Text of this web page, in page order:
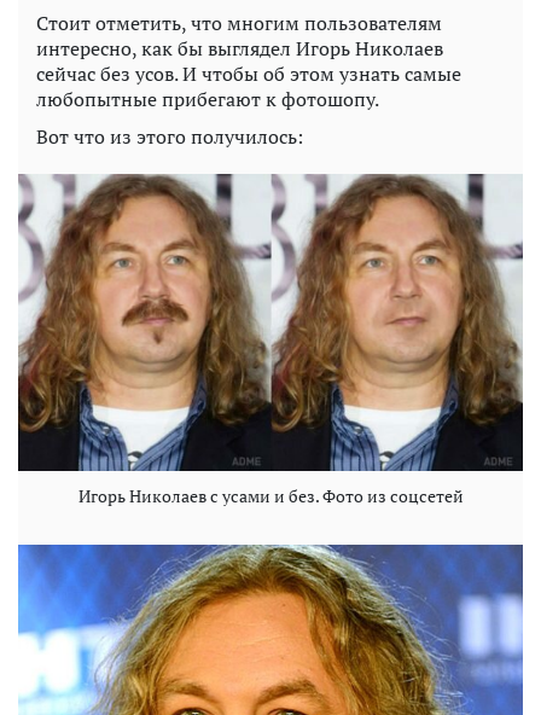
Стоит отметить, что многим пользователям
интересно, как бы выглядел Игорь Николаев
сейчас без усов. И чтобы об этом узнать самые
любопытные прибегают к фотошопу.
Вот что из этого получилось:
Игорь Николаев с усами и без. Фото из соцсетей